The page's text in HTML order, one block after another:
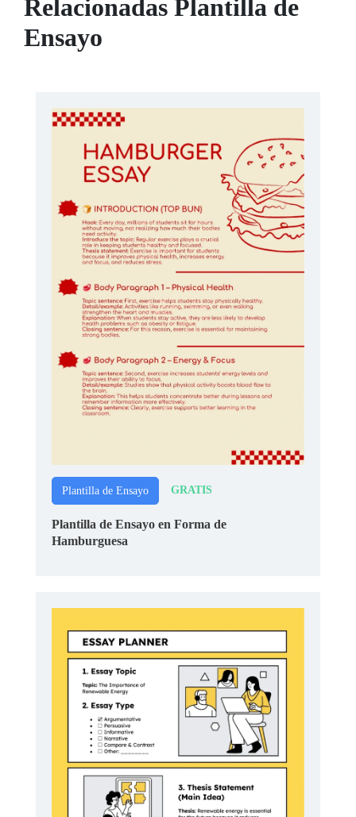
Relacionadas Plantilla de
Ensayo
Plantilla de Ensayo GRATIS
Plantilla de Ensayo en Forma de
Hamburguesa